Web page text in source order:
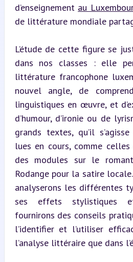
d’enseignement au
de littérature mondiale
L’étude de cette figure se
dans nos classes : elle
littérature francophone
nouvel angle, de
linguistiques en œuvre, et
d’humour, d’ironie ou de
grands textes, qu’il
lues en cours, comme
des modules sur le
Rodange pour la satire
analyserons les différentes
ses effets stylistiques
fournirons des conseils
l’identifier et l’utiliser
l’analyse littéraire que dans